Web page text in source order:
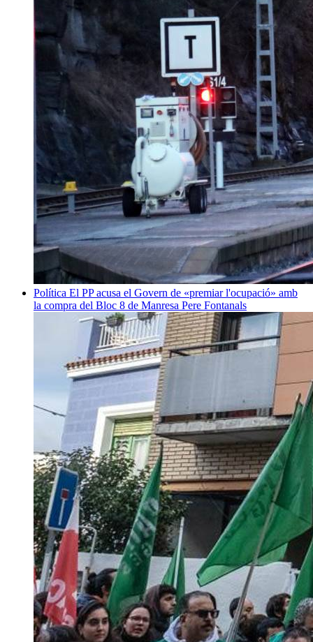
Política El PP acusa el Govern de «premiar l'ocupació» amb
la compra del Bloc 8 de Manresa Pere Fontanals